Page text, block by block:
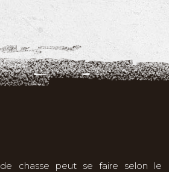
chasse peut se faire selon le